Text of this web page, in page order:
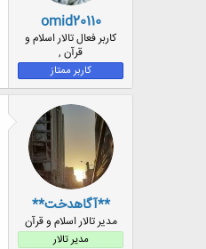
omid20110
کاربر فعال تالار اسلام و
قرآن ,
کاربر ممتاز
**آگاهدخت**
مدیر تالار اسلام و قرآن
مدیر تالار